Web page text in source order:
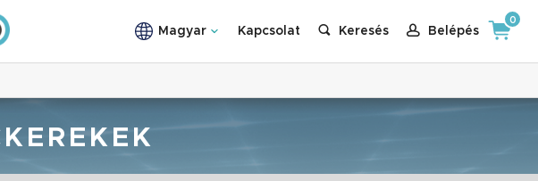
Magyar Kapcsolat Keresés Belépés
0